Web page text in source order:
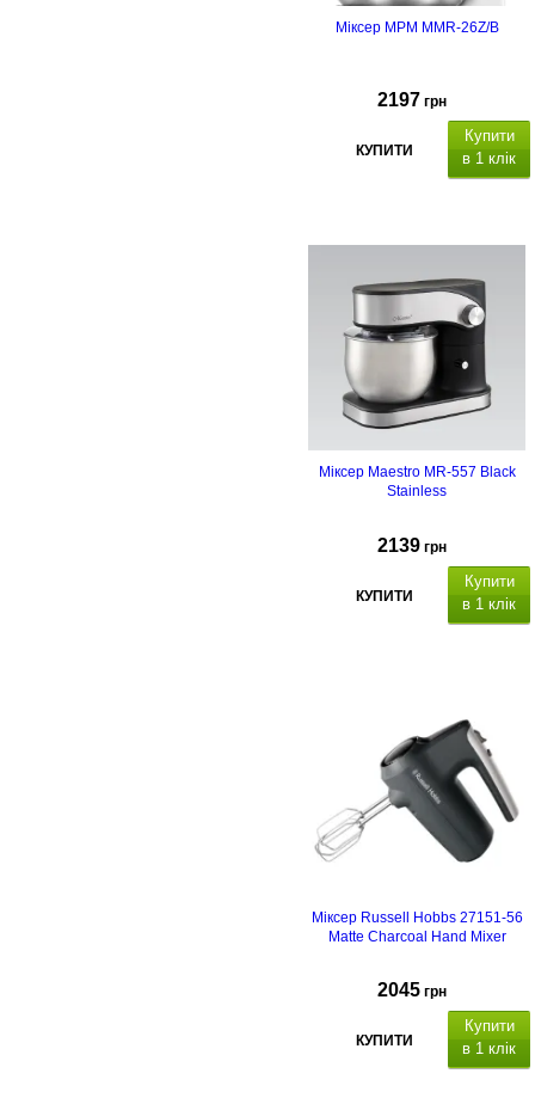
Міксер MPM MMR-26Z/B
2197 грн
КУПИТИ
Купити
в 1 клік
Міксер Maestro MR-557 Black
Stainless
2139 грн
КУПИТИ
Купити
в 1 клік
нержавіючої сталі об’ємом
Міксер Russell Hobbs 27151-56
Matte Charcoal Hand Mixer
2045 грн
КУПИТИ
Купити
в 1 клік